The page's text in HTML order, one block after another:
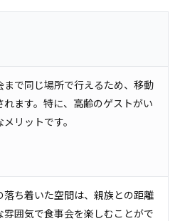
まで同じ場所で行えるため、移動
れます。特に、高齢のゲストがい
リットです。
落ち着いた空間は、親族との距離
雰囲気で食事会を楽しむことがで